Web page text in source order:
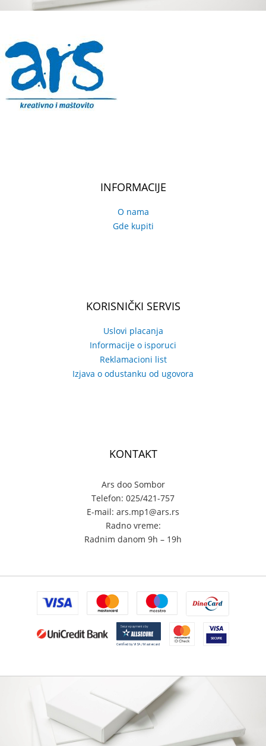
INFORMACIJE
O nama
Gde kupiti
KORISNIČKI SERVIS
Uslovi placanja
Informacije o isporuci
Reklamacioni list
Izjava o odustanku od ugovora
KONTAKT
Ars doo Sombor
Telefon: 025/421-757
E-mail: ars.mp1@ars.rs
Radno vreme:
Radnim danom 9h – 19h